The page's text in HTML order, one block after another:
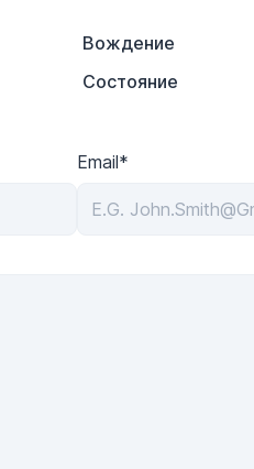
Вождение
Состояние
Email*